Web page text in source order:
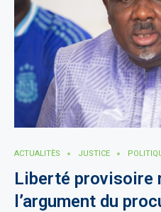
ACTUALITÈS JUSTICE
Liberté provisoire
l’argument du